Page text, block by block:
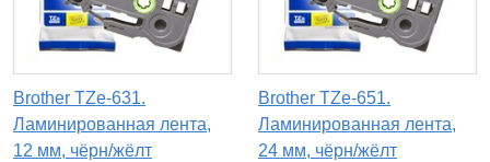
Brother TZe-631.
Ламинированная лента,
12 мм, чёрн/жёлт
Brother TZe-651.
Ламинированная лента,
24 мм, чёрн/жёлт